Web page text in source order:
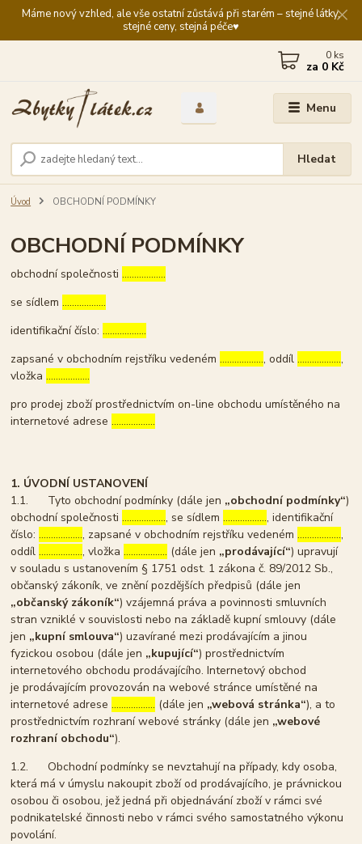
Máme nový vzhled, ale vše ostatní zůstává při starém – stejné látky,
stejné ceny, stejná péče♥️
Menu
Hledat
0 ks
za 0 Kč
Úvod OBCHODNÍ PODMÍNKY
OBCHODNÍ PODMÍNKY
obchodní společnosti………………
se sídlem………………
identifikační číslo:………………
zapsané v obchodním rejstříku vedeném………………, oddíl………………,
vložka………………
pro prodej zboží prostřednictvím on-line obchodu umístěného na
internetové adrese………………
1. ÚVODNÍ USTANOVENÍ
1.1. Tyto obchodní podmínky (dále jen „obchodní podmínky“)
obchodní společnosti………………, se sídlem………………, identifikační
číslo:………………, zapsané v obchodním rejstříku vedeném………………,
oddíl………………, vložka……………… (dále jen „prodávající“) upravují
v souladu s ustanovením § 1751 odst. 1 zákona č. 89/2012 Sb.,
občanský zákoník, ve znění pozdějších předpisů (dále jen
„občanský zákoník“) vzájemná práva a povinnosti smluvních
stran vzniklé v souvislosti nebo na základě kupní smlouvy (dále
jen „kupní smlouva“) uzavírané mezi prodávajícím a jinou
fyzickou osobou (dále jen „kupující“) prostřednictvím
internetového obchodu prodávajícího. Internetový obchod
je prodávajícím provozován na webové stránce umístěné na
internetové adrese……………… (dále jen „webová stránka“), a to
prostřednictvím rozhraní webové stránky (dále jen „webové
rozhraní obchodu“).
1.2. Obchodní podmínky se nevztahují na případy, kdy osoba,
která má v úmyslu nakoupit zboží od prodávajícího, je právnickou
osobou či osobou, jež jedná při objednávání zboží v rámci své
podnikatelské činnosti nebo v rámci svého samostatného výkonu
povolání.